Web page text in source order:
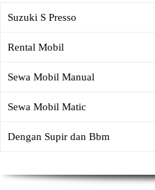
Suzuki S Presso
Rental Mobil
Sewa Mobil Manual
Sewa Mobil Matic
Dengan Supir dan Bbm